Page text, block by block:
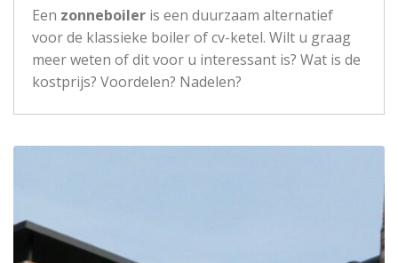
Een zonneboiler is een duurzaam alternatief
voor de klassieke boiler of cv-ketel. Wilt u graag
meer weten of dit voor u interessant is? Wat is de
kostprijs? Voordelen? Nadelen?